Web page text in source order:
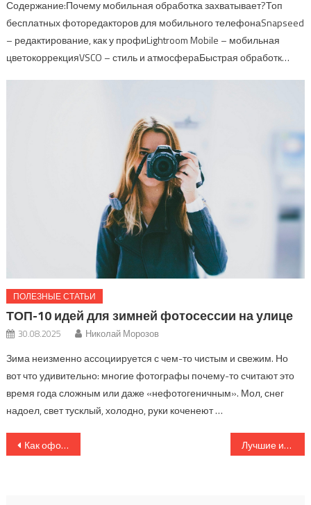
Содержание:Почему мобильная обработка захватывает?Топ
бесплатных фоторедакторов для мобильного телефонаSnapseed
– редактирование, как у профиLightroom Mobile – мобильная
цветокоррекцияVSCO – стиль и атмосфераБыстрая обработк…
ПОЛЕЗНЫЕ СТАТЬИ
ТОП-10 идей для зимней фотосессии на улице
30.08.2025 Николай Морозов
Зима неизменно ассоциируется с чем-то чистым и свежим. Но
вот что удивительно: многие фотографы почему-то считают это
время года сложным или даже «нефотогеничным». Мол, снег
надоел, свет тусклый, холодно, руки коченеют …
Навигация
Как оформить Instagram-профиль фотографа: советы по визуальному контенту Лучшие идеи для фотосессий на природе: подборка 2025